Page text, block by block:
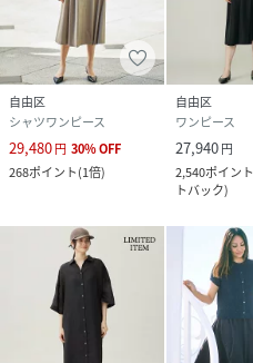
自由区
シャツワンピース
29,480円 30%OFF
268ポイント(1倍)
自由区
ワンピース
27,940円
2,540ポイント
トバック)